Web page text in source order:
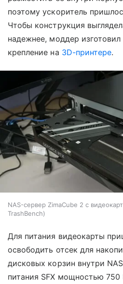
поэтому ускоритель
Чтобы конструкция
надежнее, моддер изготовил
крепление на 3D-принтере.
NAS-сервер ZimaCube 2 с
TrashBench
Для питания видеокарты
освободить отсек для
дисковых корзин внутри
питания SFX мощностью 750